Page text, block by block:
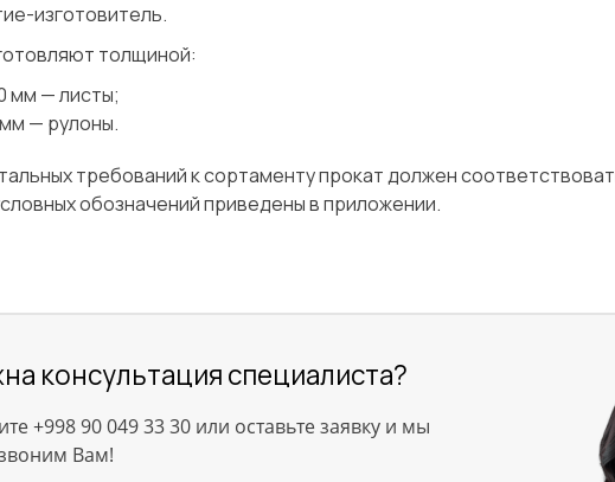
изготовитель.
толщиной:
мм — листы;
— рулоны.
требований к сортаменту прокат должен
обозначений приведены в приложении.
консультация специалиста?
+998 90 049 33 30 или оставьте заявку и мы
Вам!